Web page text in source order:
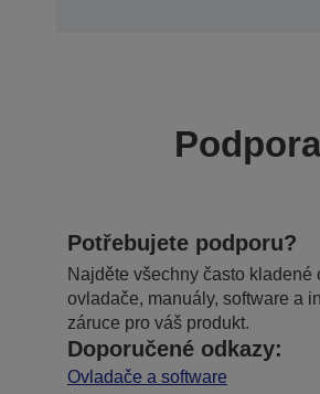
Podpora
Potřebujete podporu?
Najděte všechny často kladené
ovladače, manuály, software a
záruce pro váš produkt.
Doporučené odkazy:
Ovladače a software